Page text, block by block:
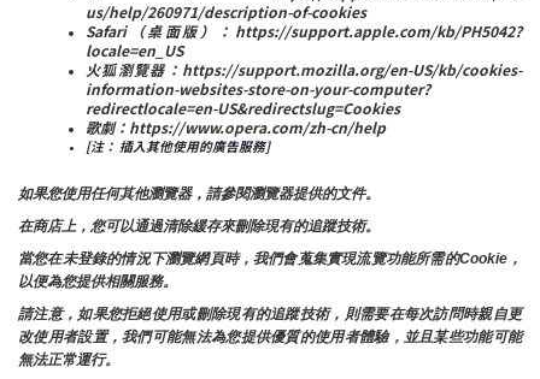
us/help/260971/description-of-cookies
Safari（桌面版）：https://support.apple.com/kb/PH5042?
locale=en_US
火狐瀏覽器：https://support.mozilla.org/en-US/kb/cookies-
information-websites-store-on-your-computer?
redirectlocale=en-US&redirectslug=Cookies
歌劇：https://www.opera.com/zh-cn/help
[注： 插入其他使用的廣告服務]
如果您使用任何其他瀏覽器，請參閱瀏覽器提供的文件。
在商店上，您可以通過清除緩存來刪除現有的追蹤技術。
當您在未登錄的情況下瀏覽網頁時，我們會蒐集實現流覽功能所需的Cookie，
以便為您提供相關服務。
請注意，如果您拒絕使用或刪除現有的追蹤技術，則需要在每次訪問時親自更
改使用者設置，我們可能無法為您提供優質的使用者體驗，並且某些功能可能
無法正常運行。